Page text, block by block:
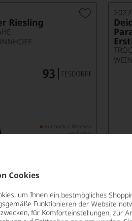
Cookies
um Ihnen ein bestmögliches
Funktionieren der Website
für Komforteinstellungen, zur
Riesling
nur noch 2 Flaschen
verfügbar
Lebensmittel­angaben
2022